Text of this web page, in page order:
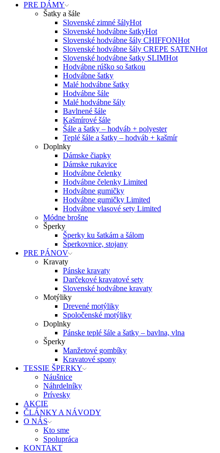
PRE DÁMY
Šatky a šále
Slovenské zimné šályHot
Slovenské hodvábne šatkyHot
Slovenské hodvábne šály CHIFFONHot
Slovenské hodvábne šály CREPE SATENHot
Slovenské hodvábne šatky SLIMHot
Hodvábne rúško so šatkou
Hodvábne šatky
Malé hodvábne šatky
Hodvábne šále
Malé hodvábne šály
Bavlnené šále
Kašmírové šále
Šále a šatky – hodváb + polyester
Teplé šále a šatky – hodváb + kašmír
Doplnky
Dámske čiapky
Dámske rukavice
Hodvábne čelenky
Hodvábne čelenky Limited
Hodvábne gumičky
Hodvábne gumičky Limited
Hodvábne vlasové sety Limited
Módne brošne
Šperky
Šperky ku šatkám a šálom
Šperkovnice, stojany
PRE PÁNOV
Kravaty
Pánske kravaty
Darčekové kravatové sety
Slovenské hodvábne kravaty
Motýliky
Drevené motýliky
Spoločenské motýliky
Doplnky
Pánske teplé šále a šatky – bavlna, vlna
Šperky
Manžetové gombíky
Kravatové spony
TESSIE ŠPERKY
Náušnice
Náhrdelníky
Prívesky
AKCIE
ČLÁNKY A NÁVODY
O NÁS
Kto sme
Spolupráca
KONTAKT